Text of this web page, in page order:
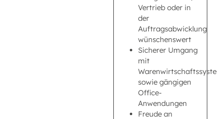
Vertrieb oder in
der
Auftragsabwicklung
wünschenswert
Sicherer Umgang
mit
sowie gängigen
Office-
Anwendungen
Freude an